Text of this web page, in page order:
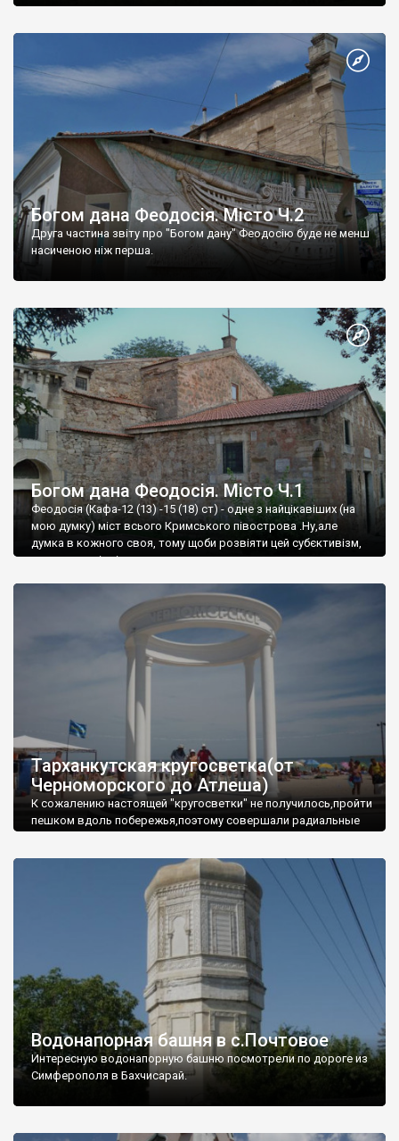
Богом дана Феодосія. Місто Ч.2
Друга частина звіту про "Богом дану" Феодосію буде не менш
насиченою ніж перша.
Богом дана Феодосія. Місто Ч.1
Феодосія (Кафа-12 (13) -15 (18) ст) - одне з найцікавіших (на
мою думку) міст всього Кримського півострова .Ну,але
думка в кожного своя, тому щоби розвіяти цей субєктивізм,
запрошую відвідати це
Тарханкутская кругосветка(от
Черноморского до Атлеша)
К сожалению настоящей "кругосветки" не получилось,пройти
пешком вдоль побережья,поэтому совершали радиальные
Водонапорная башня в с.Почтовое
Интересную водонапорную башню посмотрели по дороге из
Симферополя в Бахчисарай.